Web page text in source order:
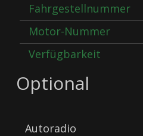
Fahrgestellnummer
Motor-Nummer
Verfügbarkeit
Optional
Autoradio